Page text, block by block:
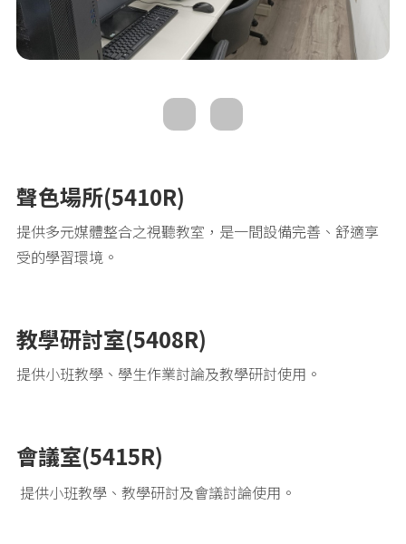
聲色場所(5410R)
提供多元媒體整合之視聽教室，是一間設備完善、舒適享
受的學習環境。
教學研討室(5408R)
提供小班教學、學生作業討論及教學研討使用。
會議室(5415R)
提供小班教學、教學研討及會議討論使用。